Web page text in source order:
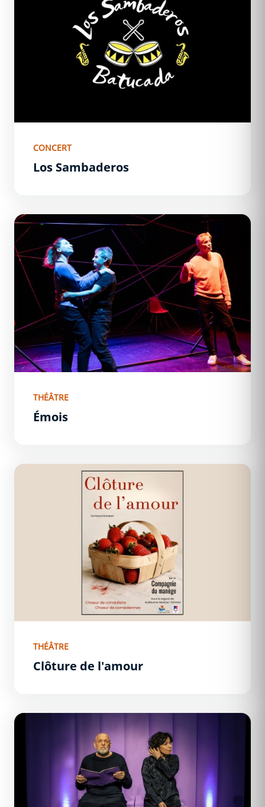
CONCERT
Los Sambaderos
Émois
THÉÂTRE
Émois
Clôture de l&#039;amour
THÉÂTRE
Clôture de l'amour
Retour de Madison